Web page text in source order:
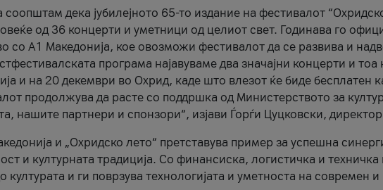
соопштам дека јубилејното 65-то издание на фестивалот
од 36 концерти и уметници од целиот свет. Годинава го
со А1 Македонија, кое овозможи фестивалот да се развива и
програма најавуваме два значајни концерти и
и на 20 декември во Охрид, каде што влезот ќе биде бесплатен
продолжува да расте со поддршка од Министерството за
нашите партнери и спонзори“, изјави Ѓорѓи Цуцковски,
и „Охридско лето“ претставува пример за успешна
и културната традиција. Со финансиска, логистичка и техничка
културата и ги поврзува технологијата и уметноста на современ